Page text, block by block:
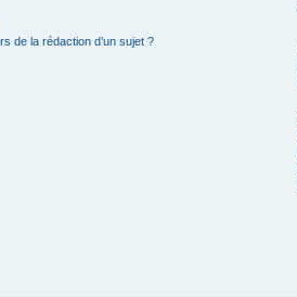
de la rédaction d’un sujet ?